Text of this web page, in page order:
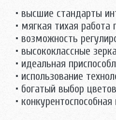
• высшие стандарты
• мягкая тихая
• возможность
• высококлассные
• идеальная
• использование
• богатый выбор
•